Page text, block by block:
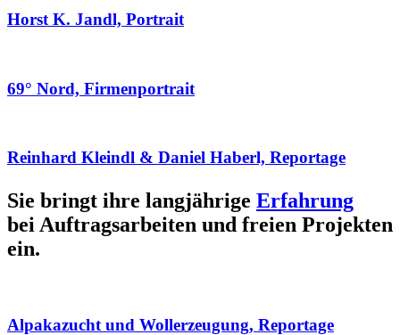
Horst K. Jandl, Portrait
69° Nord, Firmenportrait
Reinhard Kleindl & Daniel Haberl, Reportage
Sie bringt ihre langjährige Erfahrung
bei Auftragsarbeiten und freien Projekten
ein.
Alpakazucht und Wollerzeugung, Reportage